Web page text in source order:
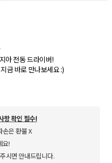
아 전동 드라이버!
금 바로 만나보세요 :)
항 확인 필수!
손은 환불 X
요!
시면 안내드립니다.